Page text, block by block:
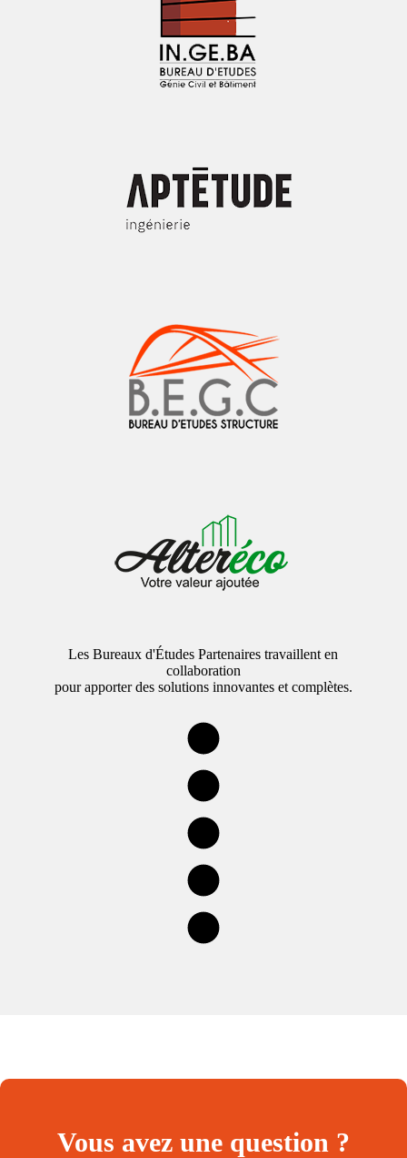
Les Bureaux d'Études Partenaires travaillent en
collaboration
pour apporter des solutions innovantes et complètes.
Vous avez une question ?